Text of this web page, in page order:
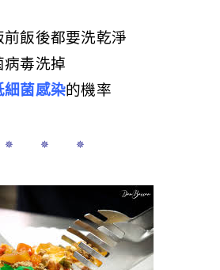
飯後都要洗乾淨
病毒洗掉
細菌感染的機率
✵ ✵ ✵